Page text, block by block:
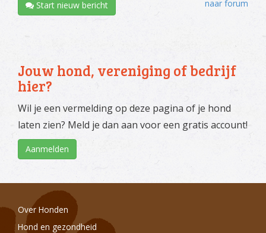
Start nieuw bericht naar forum
Jouw hond, vereniging of bedrijf
hier?
Wil je een vermelding op deze pagina of je hond
laten zien? Meld je dan aan voor een gratis account!
Aanmelden
Over Honden
Hond en gezondheid